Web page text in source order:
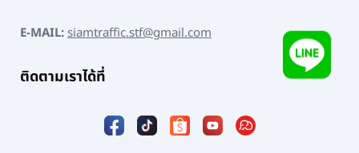
E-MAIL:siamtraffic.stf@gmail.com
ติดตามเราได้ที่